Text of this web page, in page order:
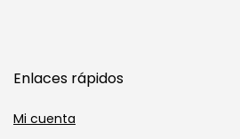
Enlaces rápidos
Mi cuenta